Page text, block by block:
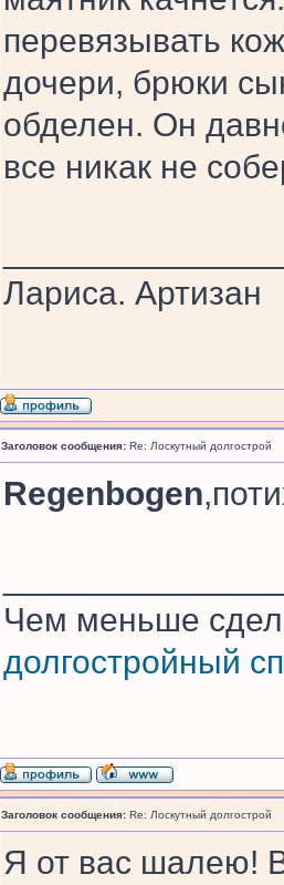
перевязывать
дочери, брюки
обделен. Он
все никак не
Лариса. Артизан
Заголовок сообщения: Re: Лоскутный долгострой
Regenbogen
Чем меньше
долгостройный
Заголовок сообщения: Re: Лоскутный долгострой
Я от вас шалею!